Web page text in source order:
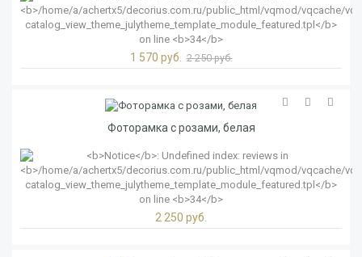
1 570 руб. 2 250 руб.
Фоторамка с розами, белая
2 250 руб.